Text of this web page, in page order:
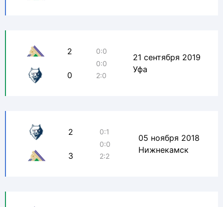
2
0
0:0
0:0
2:0
21 сентября 2019
Уфа
2
3
0:1
0:0
2:2
05 ноября 2018
Нижнекамск